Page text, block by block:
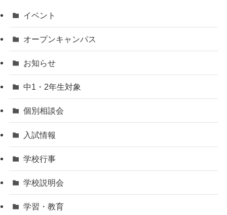
イベント
オープンキャンパス
お知らせ
中1・2年生対象
個別相談会
入試情報
学校行事
学校説明会
学習・教育